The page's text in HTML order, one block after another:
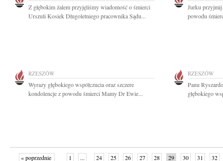
Z głębokim żalem przyjęliśmy wiadomość o śmierci
Urszuli Kosiek Długoletniego pracownika Sądu...
Jurku przyjmij
powodu
RZESZÓW
Wyrazy głębokiego współczucia oraz szczere
kondolencje z powodu śmierci Mamy Dr Ewie...
RZESZÓW
Panu
głębokiego
« poprzednie 1 ... 24 25 26 27 28 29 30 31 32